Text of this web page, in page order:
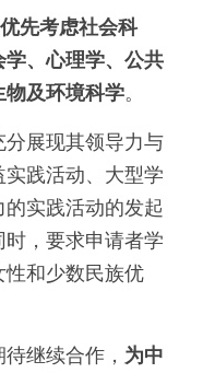
优先考虑社会科
、心理学、公共
及环境科学。
展现其领导力与
践活动、大型学
实践活动的发起
，要求申请者学
和少数民族优
继续合作， 为中